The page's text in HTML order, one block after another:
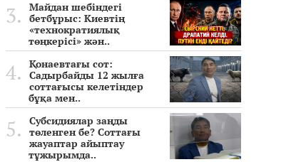
Майдан шебіндегі
бетбұрыс: Киевтің
«технократиялық
төңкерісі» жән..
Қонаевтағы сот:
Садырбайды 12 жылға
соттағысы келетіндер
бұқа мен..
Субсидиялар заңды
төленген бе? Соттағы
жауаптар айыптау
тұжырымда..